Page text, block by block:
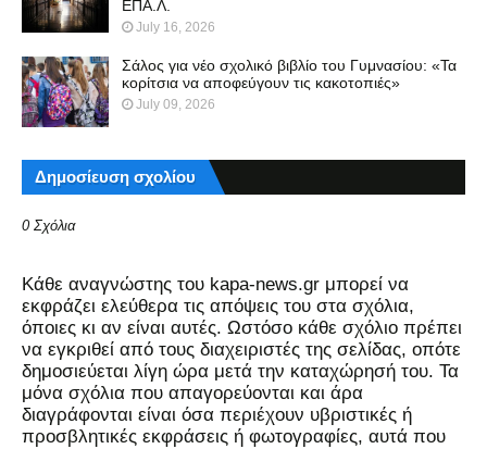
ΕΠΑ.Λ.
July 16, 2026
Σάλος για νέο σχολικό βιβλίο του Γυμνασίου: «Τα
κορίτσια να αποφεύγουν τις κακοτοπιές»
July 09, 2026
Δημοσίευση σχολίου
0 Σχόλια
Kάθε αναγνώστης του kapa-news.gr μπορεί να
εκφράζει ελεύθερα τις απόψεις του στα σχόλια,
όποιες κι αν είναι αυτές. Ωστόσο κάθε σχόλιο πρέπει
να εγκριθεί από τους διαχειριστές της σελίδας, οπότε
δημοσιεύεται λίγη ώρα μετά την καταχώρησή του. Τα
μόνα σχόλια που απαγορεύονται και άρα
διαγράφονται είναι όσα περιέχουν υβριστικές ή
προσβλητικές εκφράσεις ή φωτογραφίες, αυτά που